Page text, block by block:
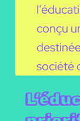
conçu
société